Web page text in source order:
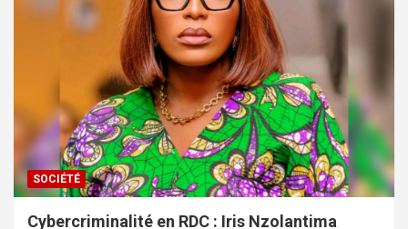
SOCIÉTÉ
Cybercriminalité en RDC : Iris Nzolantima